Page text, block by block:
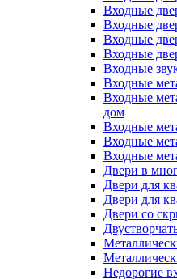
Входные
Входные
Входные
Входные
Входные
Входные
Входные
дом
Входные
Входные
Входные
Двери в
Двери для
Двери для
Двери со
Недорогие